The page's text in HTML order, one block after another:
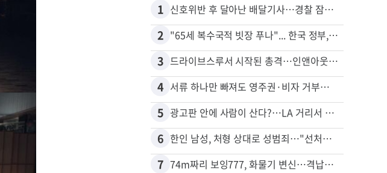
1 신호위반 후 달아난 배달기사…경찰 잠복해 잡고보니 ‘반전’
2 "65세 복수국적 빗장 푸나"... 한국 정부, 연령 완화 전면 추진
3 드라이브스루서 시작된 총격…인앤아웃 참사 영상 공개
4 서류 하나만 빠져도 영주권·비자 거부…심사관 재량권 대폭 확대
5 광고판 안에 사람이 산다?…LA 거리서 화제
6 한인 남성, 처형 상대로 성범죄…"선처해줬더니 배신자 취급"
7 74m짜리 보잉777, 화물기 변신…격납고서 ‘보물’ 찾는 인천공항